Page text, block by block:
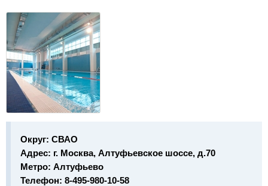
Округ: СВАО
Адрес: г. Москва, Алтуфьевское шоссе, д.70
Метро: Алтуфьево
Телефон: 8-495-980-10-58